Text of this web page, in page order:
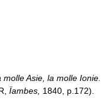
molle Asie, la molle Ionie.
Ïambes, 1840, p.172).